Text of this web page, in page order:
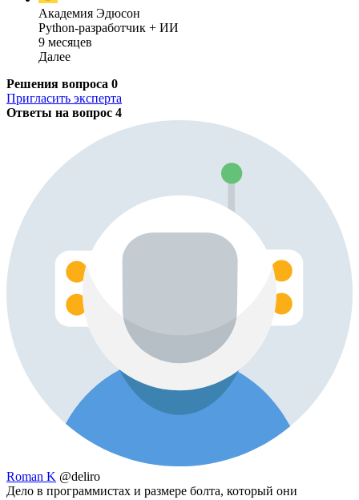
Академия Эдюсон
Python-разработчик + ИИ
9 месяцев
Далее
Решения вопроса 0
Пригласить эксперта
Ответы на вопрос 4
Roman K @deliro
Дело в программистах и размере болта, который они